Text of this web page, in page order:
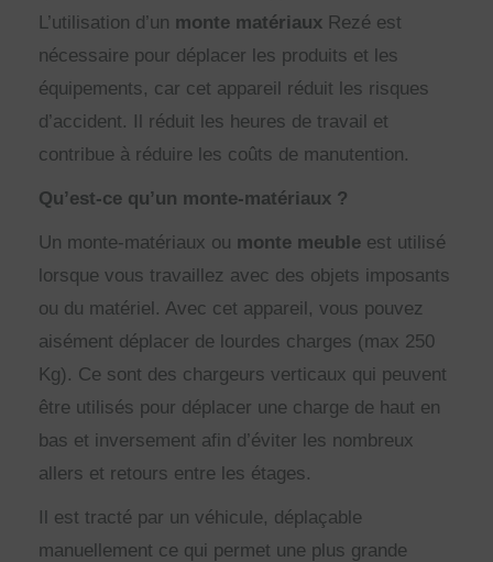
L’utilisation d’un monte matériaux Rezé est
nécessaire pour déplacer les produits et les
équipements, car cet appareil réduit les risques
d’accident. Il réduit les heures de travail et
contribue à réduire les coûts de manutention.
Qu’est-ce qu’un monte-matériaux ?
Un monte-matériaux ou monte meuble est utilisé
lorsque vous travaillez avec des objets imposants
ou du matériel. Avec cet appareil, vous pouvez
aisément déplacer de lourdes charges (max 250
Kg). Ce sont des chargeurs verticaux qui peuvent
être utilisés pour déplacer une charge de haut en
bas et inversement afin d’éviter les nombreux
allers et retours entre les étages.
Il est tracté par un véhicule, déplaçable
manuellement ce qui permet une plus grande